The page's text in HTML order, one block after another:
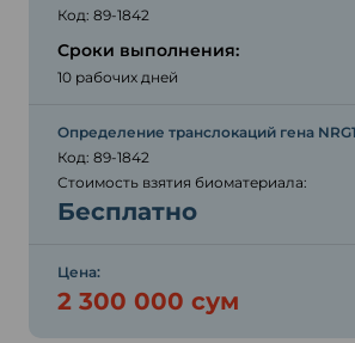
Код: 89-1842
Сроки выполнения:
10 рабочих дней
Определение транслокаций гена NRG1
Код: 89-1842
Стоимость взятия биоматериала:
Бесплатно
Цена:
2 300 000 сум